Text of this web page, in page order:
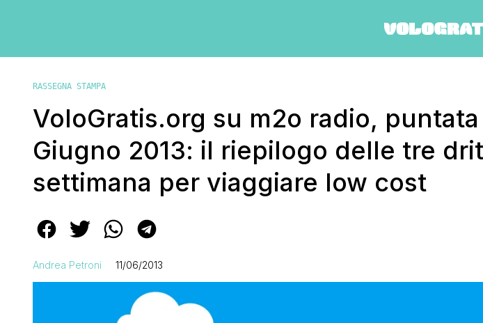
RASSEGNA STAMPA
VoloGratis.org su m2o radio, puntata
Giugno 2013: il riepilogo delle tre
settimana per viaggiare low cost
Andrea Petroni 11/06/2013